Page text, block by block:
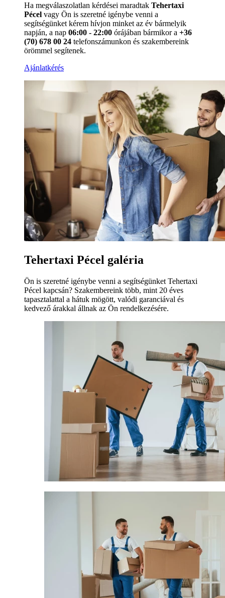
Ha megválaszolatlan kérdései maradtak Tehertaxi
Pécel vagy Ön is szeretné igénybe venni a
segítségünket kérem hívjon minket az év bármelyik
napján, a nap 06:00 - 22:00 órájában bármikor a +36
(70) 678 00 24 telefonszámunkon és szakembereink
örömmel segítenek.
Ajánlatkérés
Tehertaxi Pécel galéria
Ön is szeretné igénybe venni a segítségünket Tehertaxi
Pécel kapcsán? Szakembereink több, mint 20 éves
tapasztalattal a hátuk mögött, valódi garanciával és
kedvező árakkal állnak az Ön rendelkezésére.